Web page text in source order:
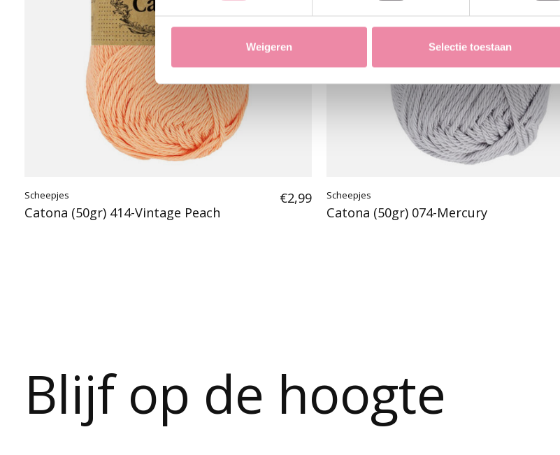
Weigeren Selectie toestaan
Scheepjes
Catona (50gr) 414-Vintage Peach
€2,99 Scheepjes
Catona (50gr) 074-Mercury
Blijf op de hoogte